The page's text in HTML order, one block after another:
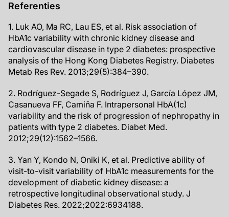
Referenties
1. Luk AO, Ma RC, Lau ES, et al. Risk association of
HbA1c variability with chronic kidney disease and
cardiovascular disease in type 2 diabetes: prospective
analysis of the Hong Kong Diabetes Registry. Diabetes
Metab Res Rev. 2013;29(5):384–390.
2. Rodríguez-Segade S, Rodríguez J, García López JM,
Casanueva FF, Camiña F. Intrapersonal HbA(1c)
variability and the risk of progression of nephropathy in
patients with type 2 diabetes. Diabet Med.
2012;29(12):1562–1566.
3. Yan Y, Kondo N, Oniki K, et al. Predictive ability of
visit-to-visit variability of HbA1c measurements for the
development of diabetic kidney disease: a
retrospective longitudinal observational study. J
Diabetes Res. 2022;2022:6934188.